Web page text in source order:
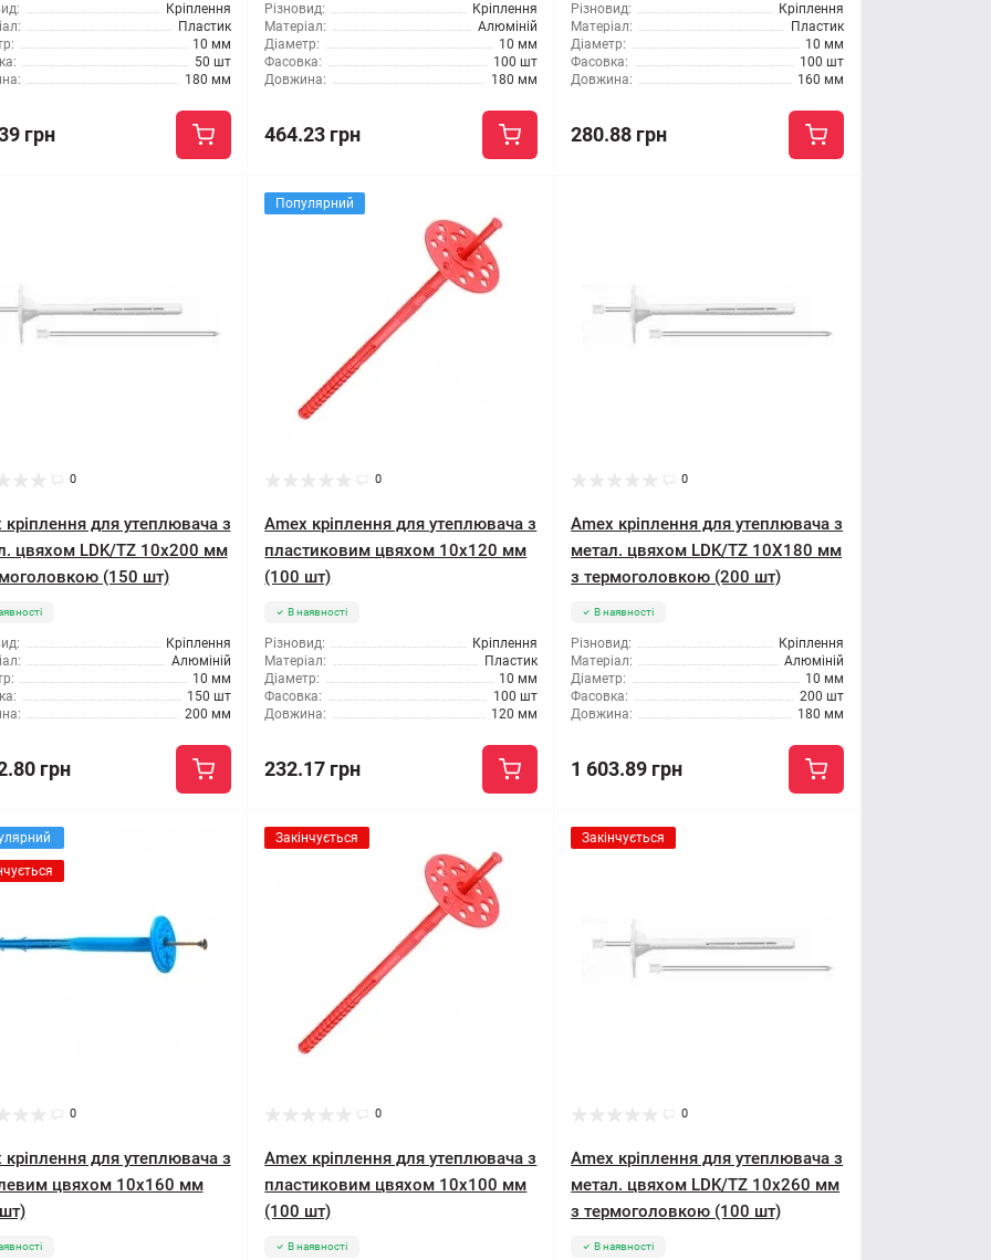
Кріплення
Пластик
10 мм
50 шт
180 мм
грн
Різновид:
Кріплення
Матеріал:
Алюміній
Діаметр:
10 мм
Фасовка:
100 шт
Довжина:
180 мм
464.23 грн
Різновид:
Кріплення
Матеріал:
Пластик
Діаметр:
10 мм
Фасовка:
100 шт
Довжина:
160 мм
280.88 грн
0
кріплення для утеплювача з
цвяхом LDK/TZ 10x200 мм
(150 шт)
Кріплення
Алюміній
10 мм
150 шт
200 мм
грн
Популярний
0
Amex кріплення для утеплювача з
пластиковим цвяхом 10x120 мм
(100 шт)
В наявності
Різновид:
Кріплення
Матеріал:
Пластик
Діаметр:
10 мм
Фасовка:
100 шт
Довжина:
120 мм
232.17 грн
0
Amex кріплення для утеплювача з
метал. цвяхом LDK/TZ 10X180 мм
з термоголовкою (200 шт)
В наявності
Різновид:
Кріплення
Матеріал:
Алюміній
Діаметр:
10 мм
Фасовка:
200 шт
Довжина:
180 мм
1 603.89 грн
0
кріплення для утеплювача з
цвяхом 10x160 мм
Закінчується
0
Amex кріплення для утеплювача з
пластиковим цвяхом 10x100 мм
(100 шт)
В наявності
Закінчується
0
Amex кріплення для утеплювача з
метал. цвяхом LDK/TZ 10x260 мм
з термоголовкою (100 шт)
В наявності